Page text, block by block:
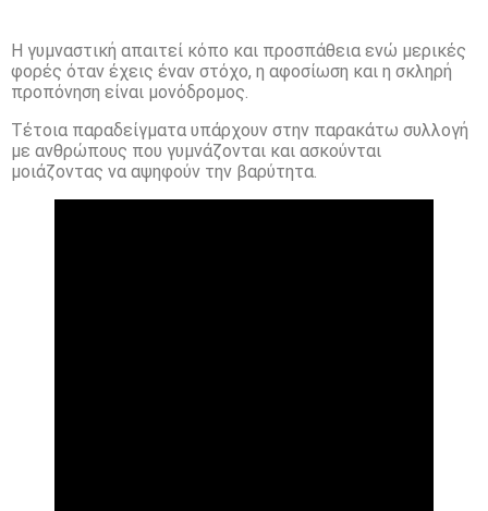
Η γυμναστική απαιτεί κόπο και προσπάθεια ενώ μερικές
φορές όταν έχεις έναν στόχο, η αφοσίωση και η σκληρή
προπόνηση είναι μονόδρομος.
Τέτοια παραδείγματα υπάρχουν στην παρακάτω συλλογή
με ανθρώπους που γυμνάζονται και ασκούνται
μοιάζοντας να αψηφούν την βαρύτητα.